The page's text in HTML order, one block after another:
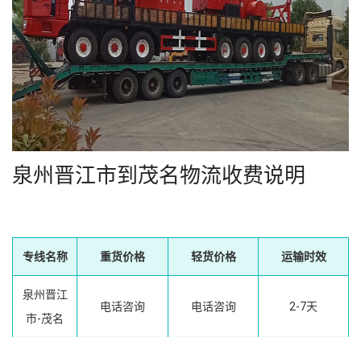
泉州晋江市到茂名物流收费说明
专线名称 重货价格 轻货价格 运输时效
泉州晋江
市-茂名
电话咨询 电话咨询 2-7天